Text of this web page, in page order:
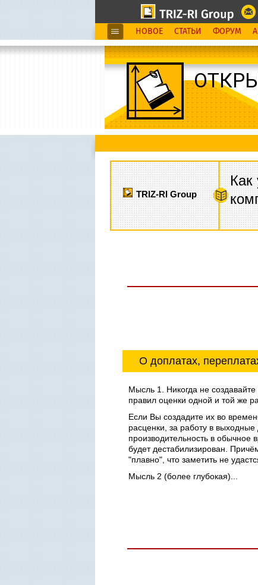
НОВОЕ СТАТЬИ ФОРУМ
TRIZ-RI Group
Как
О доплатах,
Мысль 1. Никогда не
правил оценки одной и той же
Если Вы создадите их во
расценки, за работу в
производительность в
будет дестабилизирован.
"плавно", что заметить не
Мысль 2 (более глубокая)...